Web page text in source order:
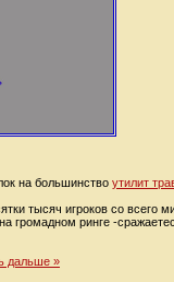
на большинство утилит
тысяч игроков со всего
ринге -
дальше »